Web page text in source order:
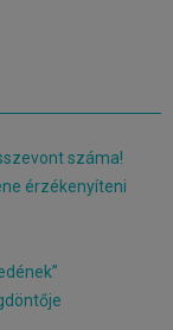
száma!
érzékenyíteni